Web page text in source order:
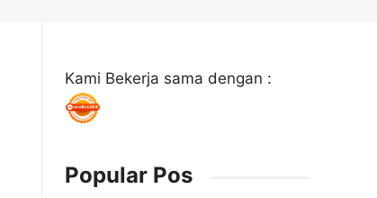
Kami Bekerja sama dengan :
Popular Pos